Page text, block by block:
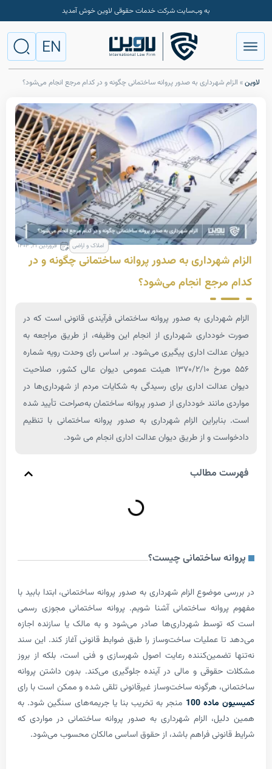
به وب‌سایت شرکت خدمات حقوقی لاوین خوش آمدید
شهرداری به صدور پروانه ساختمانی چگونه و در کدام مرجع انجام می‌شود؟
املاک و اراضی فروردین ۲۱, ۱۴۰۴
به صدور پروانه ساختمانی چگونه و در
انجام می‌شود؟
به صدور پروانه ساختمانی فرآیندی قانونی است که در
شهرداری از انجام این وظیفه، از طریق مراجعه به
اداری پیگیری می‌شود. بر اساس رای وحدت رویه شماره
۵۵۶ مورخ ۱۳۷۰/۲/۱۰ هیئت عمومی دیوان عالی کشور، صلاحیت
اداری برای رسیدگی به شکایات مردم از شهرداری‌ها در
مانند خودداری از صدور پروانه ساختمان به‌صراحت تأیید شده
الزام شهرداری به صدور پروانه ساختمانی با تنظیم
و از طریق دیوان عدالت اداری انجام می شود.
مطالب
ساختمانی چیست؟
الزام شهرداری به صدور پروانه ساختمانی، ابتدا بابید با
ساختمانی آشنا شویم. پروانه ساختمانی مجوزی رسمی
شهرداری‌ها صادر می‌شود و به مالک یا سازنده اجازه
عملیات ساخت‌وساز را طبق ضوابط قانونی آغاز کند. این سند
رعایت اصول شهرسازی و فنی است، بلکه از بروز
و مالی در آینده جلوگیری می‌کند. بدون داشتن پروانه
هرگونه ساخت‌وساز غیرقانونی تلقی شده و ممکن است با رای
100
منجر به تخریب بنا یا جریمه‌های سنگین شود. به
الزام شهرداری به صدور پروانه ساختمانی در مواردی که
فراهم باشد، از حقوق اساسی مالکان محسوب می‌شود.